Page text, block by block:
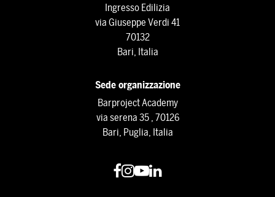
Ingresso Edilizia
via Giuseppe Verdi 41
70132
Bari, Italia
Sede organizzazione
Barproject Academy
via serena 35 , 70126
Bari, Puglia, Italia